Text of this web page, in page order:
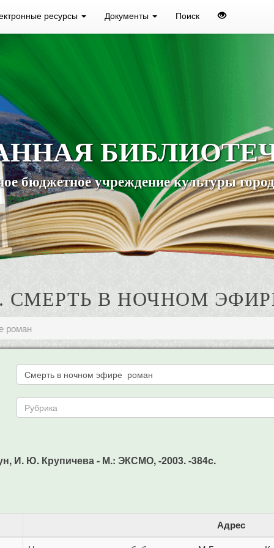
ресурсы Документы Поиск
бюджетное учреждение культуры
СМЕРТЬ В НОЧНОМ
роман
И. Ю. Крупичева - М.: ЭКСМО, -2003. -384c.
Адрес